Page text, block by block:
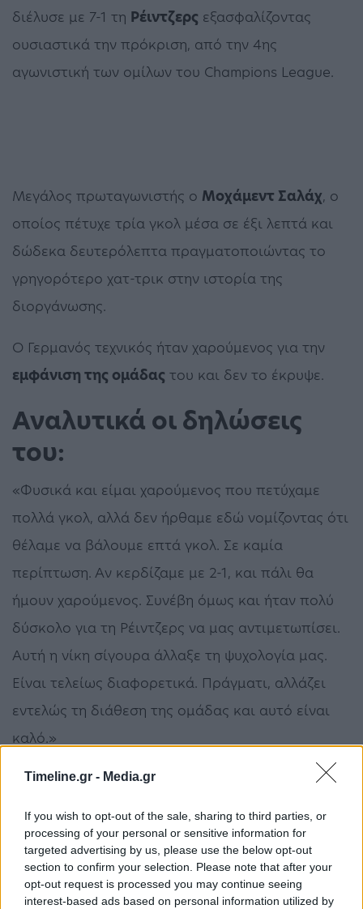
Timeline.gr - Media.gr
If you wish to opt-out of the sale, sharing to third parties, or
processing of your personal or sensitive information for
targeted advertising by us, please use the below opt-out
section to confirm your selection. Please note that after your
opt-out request is processed you may continue seeing
interest-based ads based on personal information utilized by
διέλυσε με 7-1 τη Ρέιντζερς εξασφαλίζοντας
ουσιαστικά την πρόκριση, από την 4ης
αγωνιστική των ομίλων του Champions League.
Μεγάλος πρωταγωνιστής ο Μοχάμεντ Σαλάχ, ο
οποίος πέτυχε τρία γκολ μέσα σε έξι λεπτά και
δώδεκα δευτερόλεπτα πραγματοποιώντας το
γρηγορότερο χατ-τρικ στην ιστορία της
διοργάνωσης.
Ο Γερμανός τεχνικός ήταν χαρούμενος για την
εμφάνιση της ομάδας του και δεν το έκρυψε.
Αναλυτικά οι δηλώσεις
του:
«Φυσικά και είμαι χαρούμενος που πετύχαμε
πολλά γκολ, αλλά δεν ήρθαμε εδώ νομίζοντας ότι
θέλαμε να βάλουμε επτά γκολ. Σε καμία
περίπτωση. Αν κερδίζαμε με 2-1, και πάλι θα
ήμουν χαρούμενος. Συνέβη όμως και ήταν πολύ
δύσκολο για τη Ρέιντζερς να μας αντιμετωπίσει.
Αυτή η νίκη σίγουρα άλλαξε τη ψυχολογία μας.
Είναι τελείως διαφορετικά. Πράγματι, αλλάζει
εντελώς τη διάθεση της ομάδας και αυτό είναι
καλό.»
Champions league Κλοπ
ΠΡΟΗΓΟΎΜΕΝΟ ΆΡΘΡΟ
Το «αντίο» της ΠΑΕ
Παναθηναϊκός στον
Αλέξανδρο Νικολαΐδη – Η
ΕΠΌΜΕΝΟ ΆΡΘΡΟ
Μητσοτάκης από Βουλή:
Παραλάβαμε τη ΔΕΗ στα
όρια της χρεοκοπίας – Η